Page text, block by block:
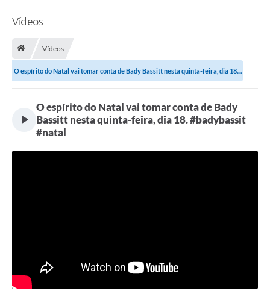
Vídeos
Vídeos
O espírito do Natal vai tomar conta de Bady Bassitt nesta quinta-feira, dia 18....
O espírito do Natal vai tomar conta de Bady
Bassitt nesta quinta-feira, dia 18. #badybassit
#natal